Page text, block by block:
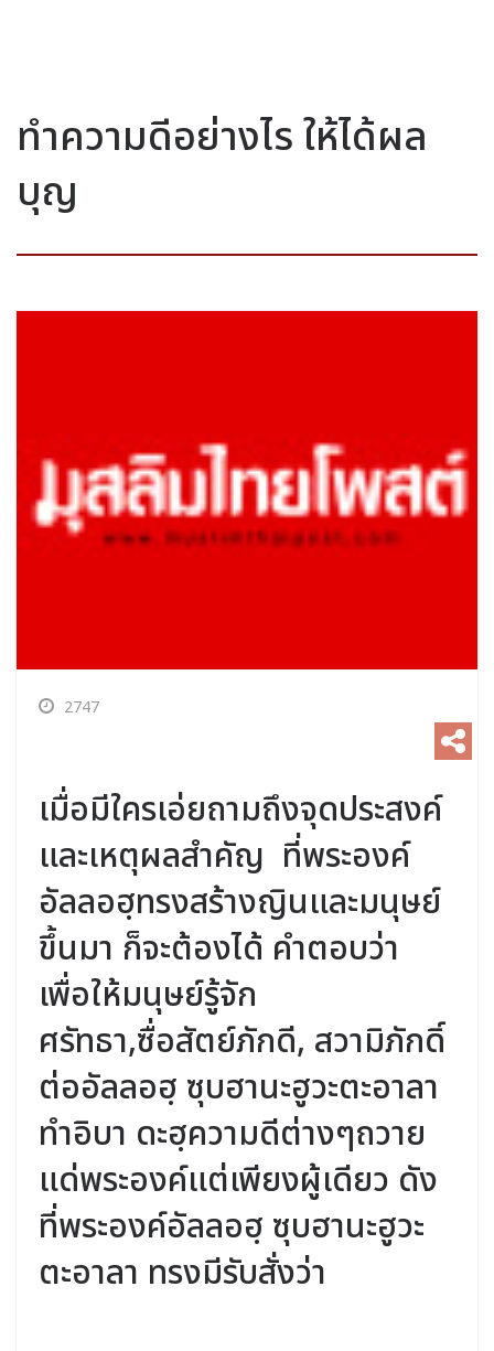
ทำความดีอย่างไร ให้ได้ผล
บุญ
2747
เมื่อมีใครเอ่ยถามถึงจุดประสงค์
และเหตุผลสำคัญ ที่พระองค์
อัลลอฮฺทรงสร้างญินและมนุษย์
ขึ้นมา ก็จะต้องได้ คำตอบว่า
เพื่อให้มนุษย์รู้จัก
ศรัทธา,ซื่อสัตย์ภักดี, สวามิภักดิ์
ต่ออัลลอฮฺ ซุบฮานะฮูวะตะอาลา
ทำอิบา ดะฮฺความดีต่างๆถวาย
แด่พระองค์แต่เพียงผู้เดียว ดัง
ที่พระองค์อัลลอฮฺ ซุบฮานะฮูวะ
ตะอาลา ทรงมีรับสั่งว่า